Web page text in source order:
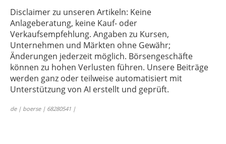
Disclaimer zu unseren Artikeln: Keine
Anlageberatung, keine Kauf- oder
Verkaufsempfehlung. Angaben zu Kursen,
Unternehmen und Märkten ohne Gewähr;
Änderungen jederzeit möglich. Börsengeschäfte
können zu hohen Verlusten führen. Unsere Beiträge
werden ganz oder teilweise automatisiert mit
Unterstützung von AI erstellt und geprüft.
de | boerse | 68280541 |